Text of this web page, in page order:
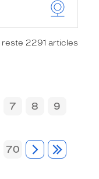
reste 2291 articles
7 8
9
70